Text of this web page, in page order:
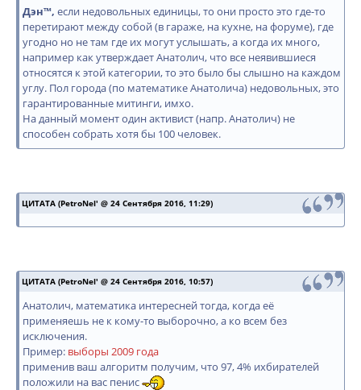
Дэн™, если недовольных единицы, то они просто это где-то
перетирают между собой (в гараже, на кухне, на форуме), где
угодно но не там где их могут услышать, а когда их много,
например как утверждает Анатолич, что все неявившиеся
относятся к этой категории, то это было бы слышно на каждом
углу. Пол города (по математике Анатолича) недовольных, это
гарантированные митинги, имхо.
На данный момент один активист (напр. Анатолич) не
способен собрать хотя бы 100 человек.
ЦИТАТА (PetroNel' @ 24 Сентября 2016, 11:29)
ЦИТАТА (PetroNel' @ 24 Сентября 2016, 10:57)
Анатолич, математика интересней тогда, когда её
применяешь не к кому-то выборочно, а ко всем без
исключения.
Пример: выборы 2009 года
применив ваш алгоритм получим, что 97, 4% ихбирателей
положили на вас пенис